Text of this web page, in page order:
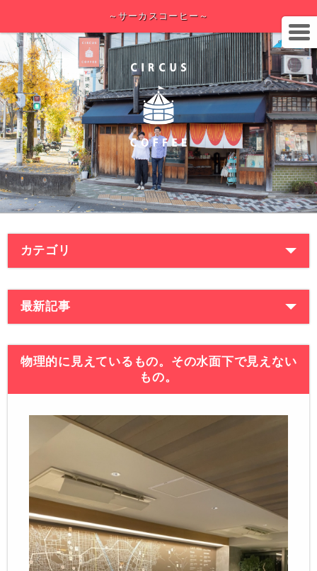
～サーカスコーヒー～
カテゴリ
最新記事
物理的に見えているもの。その水面下で見えない
もの。